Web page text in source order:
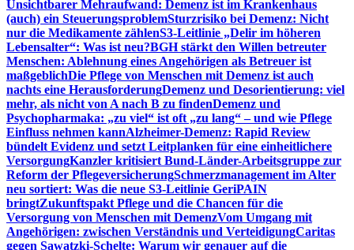
Unsichtbarer Mehraufwand: Demenz ist im Krankenhaus
(auch) ein SteuerungsproblemSturzrisiko bei Demenz: Nicht
nur die Medikamente zählenS3-Leitlinie „Delir im höheren
Lebensalter“: Was ist neu?BGH stärkt den Willen betreuter
Menschen: Ablehnung eines Angehörigen als Betreuer ist
maßgeblichDie Pflege von Menschen mit Demenz ist auch
nachts eine HerausforderungDemenz und Desorientierung: viel
mehr, als nicht von A nach B zu findenDemenz und
Psychopharmaka: „zu viel“ ist oft „zu lang“ – und wie Pflege
Einfluss nehmen kannAlzheimer-Demenz: Rapid Review
bündelt Evidenz und setzt Leitplanken für eine einheitlichere
VersorgungKanzler kritisiert Bund-Länder-Arbeitsgruppe zur
Reform der PflegeversicherungSchmerzmanagement im Alter
neu sortiert: Was die neue S3-Leitlinie GeriPAIN
bringtZukunftspakt Pflege und die Chancen für die
Versorgung von Menschen mit DemenzVom Umgang mit
Angehörigen: zwischen Verständnis und VerteidigungCaritas
gegen Sawatzki-Schelte: Warum wir genauer auf die